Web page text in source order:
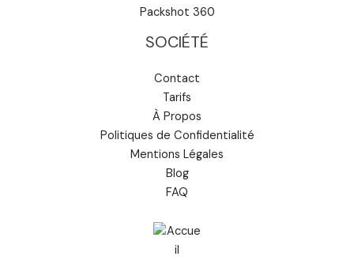
Packshot 360
SOCIÉTÉ
Contact
Tarifs
À Propos
Politiques de Confidentialité
Mentions Légales
Blog
FAQ